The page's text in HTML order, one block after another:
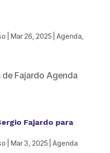
Mar 26, 2025| Agenda,
Fajardo Agenda
Fajardo para
Mar 3, 2025| Agenda